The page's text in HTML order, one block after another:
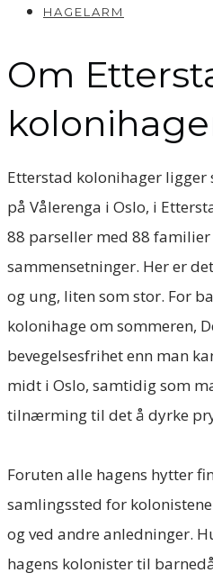
HAGELARM
Om
Etterstad kolonihager ligger
på Vålerenga i Oslo, i
88 parseller med 88 familier
sammensetninger. Her er
og ung, liten som stor. For
kolonihage om sommeren,
bevegelsesfrihet enn man
midt i Oslo, samtidig som
tilnærming til det å dyrke
Foruten alle hagens hytter
samlingssted for
og ved andre anledninger.
hagens kolonister til